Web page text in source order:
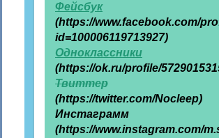
Фейсбук
(https://www.facebook.com/
id=100006119713927)
Одноклассники
(https://ok.ru/profile/
Твиттер
(https://twitter.com/Nocleep)
Инстаграмм
(https://www.instagram.com/